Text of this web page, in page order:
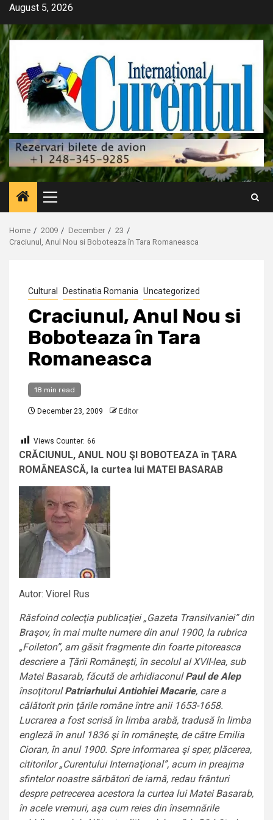
Skip
content
August 5, 2026
Primary
Menu
Home 2009 December
23
Craciunul, Anul Nou si Boboteaza în Tara Romaneasca
Cultural Destinatia Romania Uncategorized
Craciunul, Anul Nou si
Boboteaza în Tara
Romaneasca
18 min read
December 23, 2009 Editor
Views Counter: 66
CRĂCIUNUL, ANUL NOU ŞI BOBOTEAZA în ŢARA
ROMÂNEASCĂ, la curtea lui MATEI BASARAB
Autor: Viorel Rus
Răsfoind colecţia publicaţiei „Gazeta Transilvaniei” din
Braşov, în mai multe numere din anul 1900, la rubrica
„Foileton”, am găsit fragmente din foarte pitoreasca
descriere a Ţării Româneşti, în secolul al XVII-lea, sub
Matei Basarab, făcută de arhidiaconulPaul de Alep
însoţitorulPatriarhului Antiohiei Macarie, care a
călătorit prin ţările române între anii 1653-1658.
Lucrarea a fost scrisă în limba arabă, tradusă în limba
engleză în anul 1836 şi în româneşte, de către Emilia
Cioran, în anul 1900. Spre informarea şi sper, plăcerea,
cititorilor „Curentului Internaţional”, acum in preajma
sfintelor noastre sărbători de iarnă, redau frânturi
despre petrecerea acestora la curtea lui Matei Basarab,
în acele vremuri, aşa cum reies din însemnările